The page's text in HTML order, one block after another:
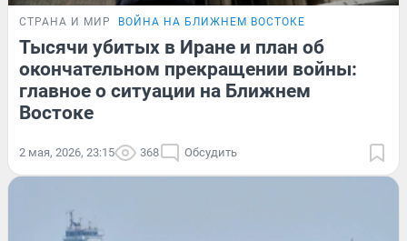
СТРАНА И МИР ВОЙНА НА БЛИЖНЕМ ВОСТОКЕ
Тысячи убитых в Иране и план об
окончательном прекращении войны:
главное о ситуации на Ближнем
Востоке
2 мая, 2026, 23:15 368 Обсудить